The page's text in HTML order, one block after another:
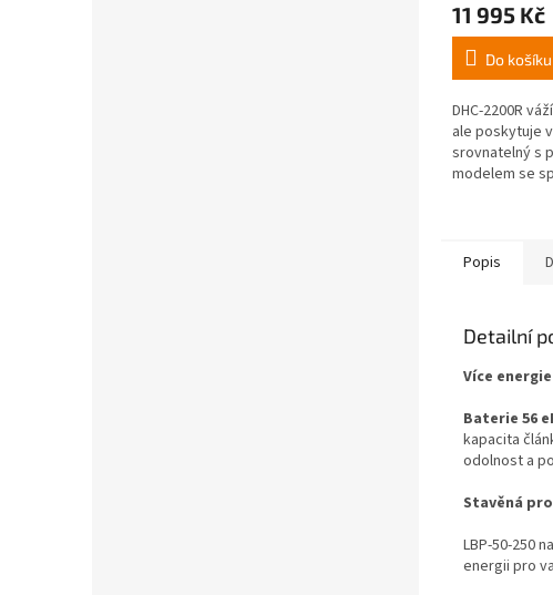
11 995 Kč
Do košíku
DHC-2200R
ale poskytuje
srovnatelný s
modelem se
Popis
Detailní
Více
Baterie 56
kapacita
odolnost a
Stavěná
LBP-50-250
energii pro